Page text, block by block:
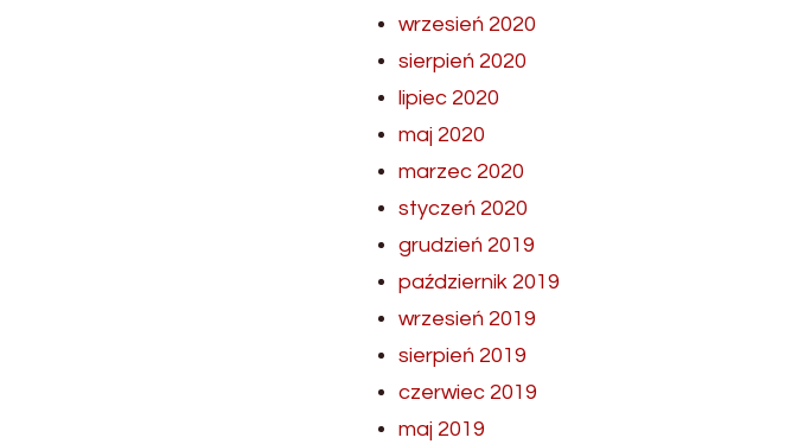
wrzesień 2020
sierpień 2020
lipiec 2020
maj 2020
marzec 2020
styczeń 2020
grudzień 2019
październik 2019
wrzesień 2019
sierpień 2019
czerwiec 2019
maj 2019